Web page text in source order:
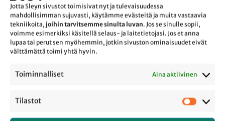
Jotta Sleyn sivustot toimisivat nyt ja tulevaisuudessa
mahdollisimman sujuvasti, käytämme evästeitä ja muita vastaavia
tekniikoita, joihin tarvitsemme sinulta luvan. Jos se sinulle sopii,
voimme esimerkiksi käsitellä selaus- ja laitetietojasi. Jos et anna
lupaa tai perut sen myöhemmin, jotkin sivuston ominaisuudet eivät
välttämättä toimi yhtä hyvin.
Toiminnalliset Aina aktiivinen
Tilastot
Tilastot